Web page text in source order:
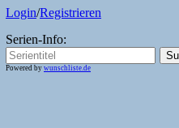
Login/Registrieren
Serien-Info:
Powered by wunschliste.de